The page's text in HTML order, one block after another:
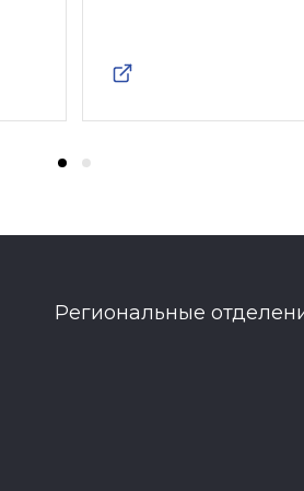
Региональные